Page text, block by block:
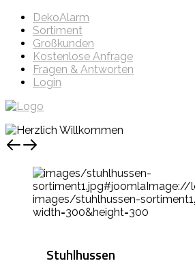
DekoAlarm
Sortiment
Großkunden
Kostenlose Anfrage
Fragen & Antworten
Login
Stuhlhussen